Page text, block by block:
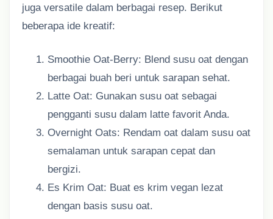
juga versatile dalam berbagai resep. Berikut
beberapa ide kreatif:
Smoothie Oat-Berry: Blend susu oat dengan
berbagai buah beri untuk sarapan sehat.
Latte Oat: Gunakan susu oat sebagai
pengganti susu dalam latte favorit Anda.
Overnight Oats: Rendam oat dalam susu oat
semalaman untuk sarapan cepat dan
bergizi.
Es Krim Oat: Buat es krim vegan lezat
dengan basis susu oat.